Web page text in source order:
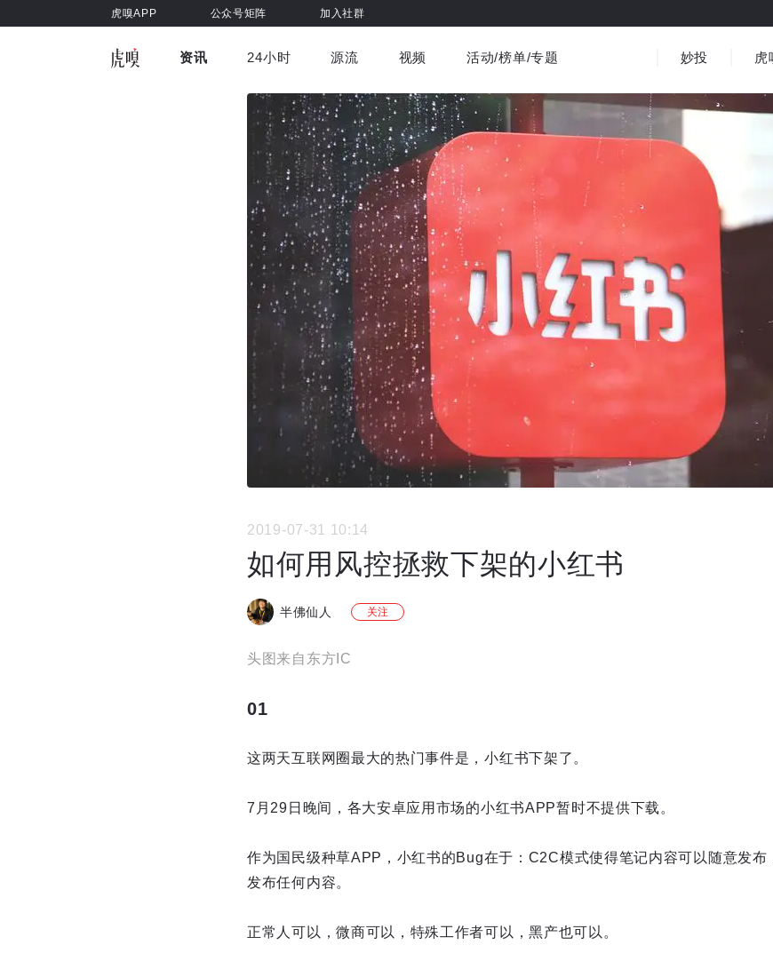
虎嗅APP 公众号矩阵 加入社群
资讯
车与出行 商业消费 社会文化 金融财经 出海
健康 书影音 医疗 3C数码
24小时 源流 视频
虎嗅视界 视频精选
活动/榜单/专题 妙投 虎
2019-07-31 10:14
如何用风控拯救下架的小红书
半佛仙人 关注
头图来自东方IC
01
这两天互联网圈最大的热门事件是，小红书下架了。
7月29日晚间，各大安卓应用市场的小红书APP暂时不提供下载。
作为国民级种草APP，小红书的Bug在于：C2C模式使得笔记内容可以随意发布
发布任何内容。
正常人可以，微商可以，特殊工作者可以，黑产也可以。